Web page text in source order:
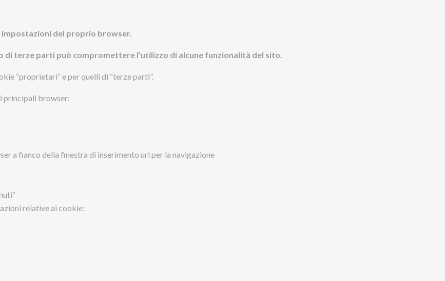
impostazioni del proprio browser.
terze parti può compromettere l’utilizzo di alcune funzionalità del sito.
“proprietari” e per quelli di “terze parti”.
principali browser:
a fianco della finestra di inserimento url per la navigazione
relative ai cookie: